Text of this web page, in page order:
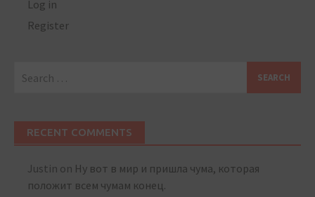
Log in
Register
for:
RECENT COMMENTS
Justin on Ну вот в мир и пришла чума, которая
положит всем чумам конец.